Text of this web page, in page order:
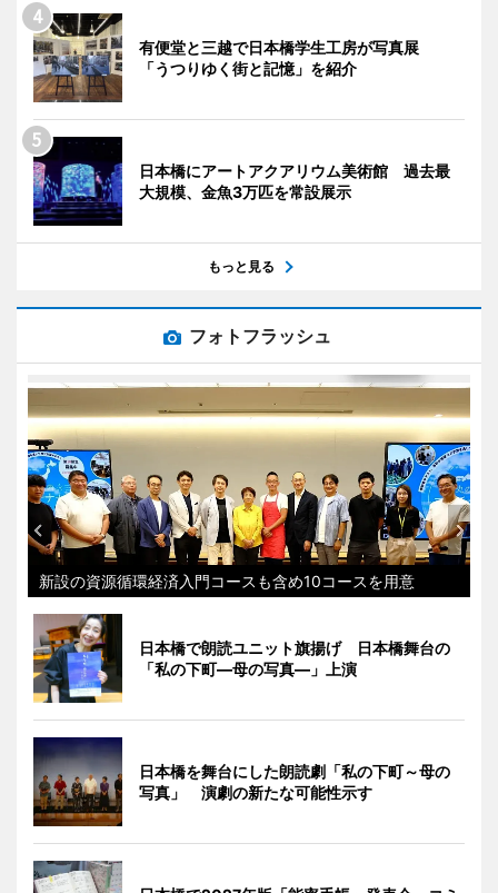
有便堂と三越で日本橋学生工房が写真展
「うつりゆく街と記憶」を紹介
日本橋にアートアクアリウム美術館 過去最
大規模、金魚3万匹を常設展示
もっと見る
フォトフラッシュ
新設の資源循環経済入門コースも含め10コースを用意
日本橋で朗読ユニット旗揚げ 日本橋舞台の
「私の下町―母の写真―」上演
日本橋を舞台にした朗読劇「私の下町～母の
写真」 演劇の新たな可能性示す